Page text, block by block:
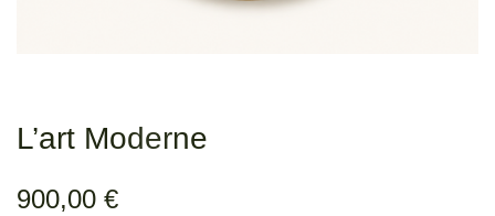
L’art Moderne
900,00 €